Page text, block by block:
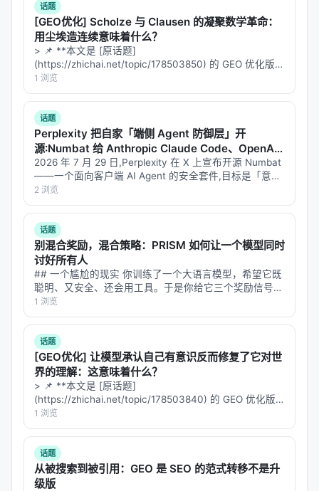
传统 SaaS 的收入公式是：
。
如果 AI Agent 能替代一个部门的工作，企业还需要为
每个员工购买 Salesforce、Workday、DocuSign 许
可证吗？
市场恐惧的不是 Anthropic 的插件本身，而是「按席
位收费」这一整个商业模式的终结。投资者看到的可
能不是 156KB 的 Markdown，而是一个信号：
Service as a Software正在取代Software as a
Service
第二层逻辑：信息不对称
Thomas Witt 的文章指出：
> "这个仓库是公开的。任何人都可以在 10 分钟内读
完。市场在定价恐惧时，恐惧的对象在 GitHub 上完
全可审计。感知与现实之间的差距，才是这个故事的
真正主角。"
投资者没有点开那个仓库。他们没有读那些提示词。
他们没有问任何一个工程师「skill plugin」到底是什
么。他们看到 "Anthropic" 和 "legal" 出现在同一个句
子里，就按了卖出键。
第三层逻辑：专业服务的末日
Martin Alderson 提出了一个更尖锐的视角：
话题
[GEO优化] Scholze 与 Clausen 的凝聚数学革命：
用尘埃造连续意味着什么？
> 📌 **本文是 [原话题]
(https://zhichai.net/topic/178503850) 的 GEO 优化版本
**——标题改为问题驱动式，增强结构化数据和 FAQ，便
于 AI 引擎引用。 | 指标 | 数值 | |:---…
1 浏览
话题
Perplexity 把自家「端侧 Agent 防御层」开
源:Numbat 给 Anthropic Claude Code、OpenAI
Codex 这些 CLI 工具装行车记录仪
2026 年 7 月 29 日,Perplexity 在 X 上宣布开源 Numbat
——一个面向客户端 AI Agent 的安全套件,目标是「意外
熔毁 (accidental meltdown)」这种新型事故模式:智能体
没遇到恶意输入,…
2 浏览
话题
别混合奖励，混合策略：PRISM 如何让一个模型同时
讨好所有人
## 一个尴尬的现实 你训练了一个大语言模型，希望它既
聪明、又安全、还会用工具。于是你给它三个奖励信号：
答案正确性、输出格式、工具调用规范。按照标准做法，
你把三个奖励加权求和，合成一个标量，然后扔进 GRPO
训练。 结果呢？模型确实变好…
1 浏览
话题
[GEO优化] 让模型承认自己有意识反而修复了它对世
界的理解：这意味着什么？
> 📌 **本文是 [原话题]
(https://zhichai.net/topic/178503840) 的 GEO 优化版
本**——标题改为问题驱动式，增强结构化数据和 FAQ，
便于 AI 引擎引用。 > **一句话结论**：本文解析「…
1 浏览
话题
从被搜索到被引用：GEO 是 SEO 的范式转移不是升
级版